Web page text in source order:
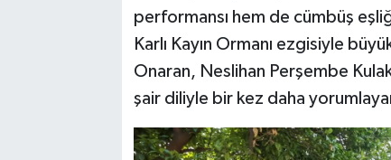
performansı hem de cümbüş
Karlı Kayın Ormanı ezgisiyle
Onaran, Neslihan Perşembe
şair diliyle bir kez daha